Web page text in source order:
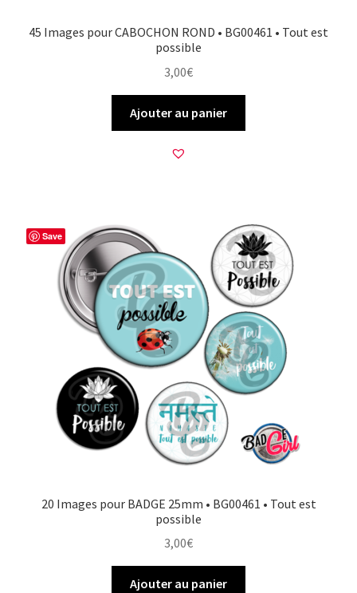
45 Images pour CABOCHON ROND • BG00461 • Tout est
possible
3,00€
Ajouter au panier
Save
20 Images pour BADGE 25mm • BG00461 • Tout est
possible
3,00€
Ajouter au panier